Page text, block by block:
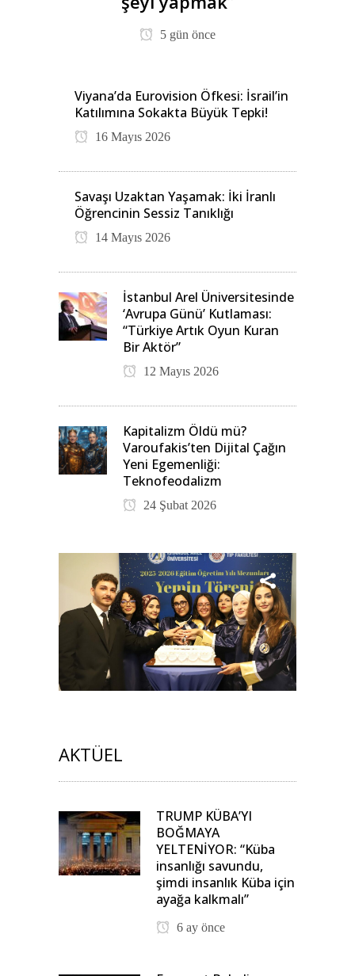
5 gün önce
Viyana’da Eurovision Öfkesi: İsrail’in
Katılımına Sokakta Büyük Tepki!
16 Mayıs 2026
Savaşı Uzaktan Yaşamak: İki İranlı
Öğrencinin Sessiz Tanıklığı
14 Mayıs 2026
İstanbul Arel Üniversitesinde
‘Avrupa Günü’ Kutlaması:
“Türkiye Artık Oyun Kuran
Bir Aktör”
12 Mayıs 2026
Kapitalizm Öldü mü?
Varoufakis’ten Dijital Çağın
Yeni Egemenliği:
Teknofeodalizm
24 Şubat 2026
AKTÜEL
TRUMP KÜBA’YI
BOĞMAYA
YELTENİYOR: “Küba
insanlığı savundu,
şimdi insanlık Küba için
ayağa kalkmalı”
6 ay önce